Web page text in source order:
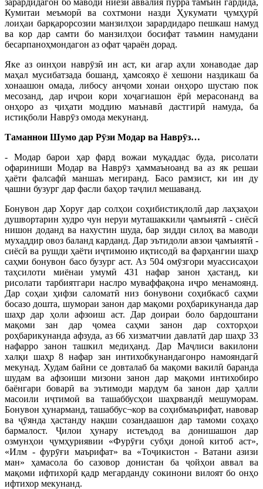
Кумитаи меъморӣ ва сохтмони назди Ҳукумати ҷумҳурӣ
лоиҳаи барқарорсозии манзилҳои зарардидаро пешкаш намуд
ва кор дар самти бо манзилҳои босифат таъмин намудани
бесарпаноҳмондагон аз офат ҷараён дорад.
Яке аз оинҳои наврӯзӣ ин аст, ки агар аҳли хонаводае дар
маҳал мусибатзада бошанд, ҳамсояҳо ё хешони наздикаш ба
хонаашон омада, либосу анҷоми хонаи онҳоро шустаю пок
месозанд, дар иҷрои кори хоҷагиашон ёрӣ мерасонанд ва
онҳоро аз ҷиҳати моддию маънавӣ дастгирӣ намуда, ба
истиқболи Наврӯз омода мекунанд.
Таманнои Шумо дар Рӯзи Модар ва Наврӯз…
- Модар барои ҳар фард вожаи муқаддас буда, рисолати
офариниши Модар ва Наврӯз ҳаммаъноанд ва аз як решаи
ҳаёти фалсафӣ маншаъ мегиранд. Басо рамзист, ки ин ду
ҷашни бузург дар фасли баҳор таҷлил мешаванд.
Бонувон дар Хоруғ дар солҳои соҳибистиқлолӣ дар лаҳзаҳои
душвортарин худро чун неруи муташаккили ҷамъиятӣ - сиёсӣ
нишон доданд ва нахустин шуда, бар зидди силоҳ ва маводи
мухаддир овоз баланд карданд. Дар эътидоли авзои ҷамъиятӣ -
сиёсӣ ва рушди ҳаёти иҷтимоию иқтисодӣ ва фарҳангии шаҳр
саҳми бонувон басо бузург аст. Аз 504 омӯзгори муассисаҳои
таҳсилоти миёнаи умумӣ 431 нафар занон ҳастанд, ки
рисолати тарбиятгари наслро муваффақона иҷро менамоянд.
Дар соҳаи ҳифзи саломатӣ низ бонувони соҳибкасб саҳми
босазо дошта, шумораи занон дар мақоми роҳбарикунанда дар
шаҳр дар ҳоли афзоиш аст. Дар доираи боло бардоштани
мақоми зан дар ҷомеа саҳми занон дар сохторҳои
роҳбарикунанда афзуда, аз 66 хизматчии давлатӣ дар шаҳр 33
нафарро занон ташкил медиҳанд. Дар Маҷлиси вакилони
халқи шаҳр 8 нафар зан интихобкунандагонро намояндагӣ
мекунад. Худам байни се довталаб ба мақоми вакилӣ баранда
шудам ва афзоиши мизони занон дар мақоми интихобиро
баёнгари боварӣ ва эътимоди мардум ба занон дар ҳалли
масоили иҷтимоӣ ва ташаббусҳои шаҳрвандӣ мешуморам.
Бонувон ҳунарманд, ташаббус¬кор ва соҳибмаърифат, навовар
ва ҷӯянда ҳастанду нақши созандаашон дар тамоми соҳаҳо
бармалост. Ҷилои ҳунару истеъдод ва донишашон дар
озмунҳои ҷумҳуриявии «Фурӯғи субҳи доноӣ китоб аст»,
«Илм - фурӯғи маърифат» ва «Тоҷикистон - Ватани азизи
ман» ҳамасола бо сазовор донистан ба ҷойҳои аввал ва
мақоми ифтихорӣ қадр мегарданду сокинони вилоят бо онҳо
ифтихор мекунанд.